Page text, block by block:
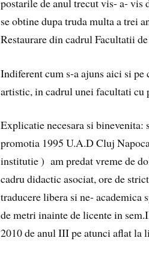
se obtine dupa truda multa a trei
Restaurare din cadrul Facultatii
Indiferent cum s-a ajuns aici si pe
artistic, in cadrul unei facultati
Explicatie necesara si binevenita:
promotia 1995 U.A.D Cluj
institutie ) am predat vreme de
cadru didactic asociat, ore de
traducere libera si ne- academica
de metri inainte de licente in
2010 de anul III pe atunci aflat la